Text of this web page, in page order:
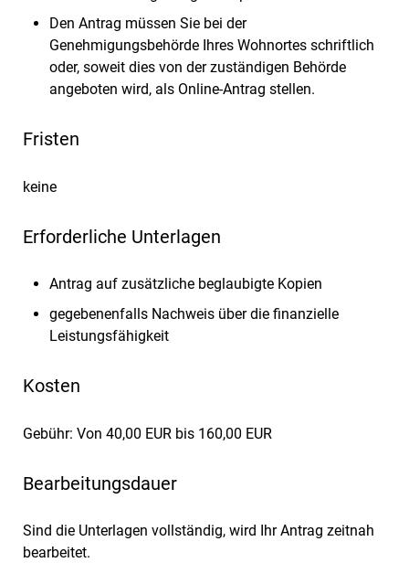
Den Antrag müssen Sie bei der
Genehmigungsbehörde Ihres Wohnortes schriftlich
oder, soweit dies von der zuständigen Behörde
angeboten wird, als Online-Antrag stellen.
Fristen
keine
Erforderliche Unterlagen
Antrag auf zusätzliche beglaubigte Kopien
gegebenenfalls Nachweis über die finanzielle
Leistungsfähigkeit
Kosten
Gebühr: Von 40,00 EUR bis 160,00 EUR
Bearbeitungsdauer
Sind die Unterlagen vollständig, wird Ihr Antrag zeitnah
bearbeitet.